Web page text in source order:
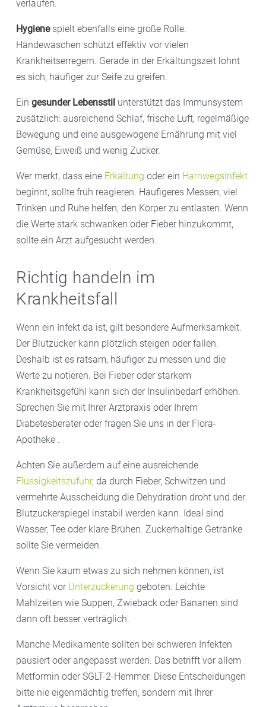
verlaufen.
Hygienespielt ebenfalls eine große Rolle.
Händewaschen schützt effektiv vor vielen
Krankheitserregern. Gerade in der Erkältungszeit lohnt
es sich, häufiger zur Seife zu greifen.
Ein gesunder Lebensstil unterstützt das Immunsystem
zusätzlich: ausreichend Schlaf, frische Luft, regelmäßige
Bewegung und eine ausgewogene Ernährung mit viel
Gemüse, Eiweiß und wenig Zucker.
Wer merkt, dass eine Erkältung oder ein Harnwegsinfekt
beginnt, sollte früh reagieren. Häufigeres Messen, viel
Trinken und Ruhe helfen, den Körper zu entlasten. Wenn
die Werte stark schwanken oder Fieber hinzukommt,
sollte ein Arzt aufgesucht werden.
Richtig handeln im
Krankheitsfall
Wenn ein Infekt da ist, gilt besondere Aufmerksamkeit.
Der Blutzucker kann plötzlich steigen oder fallen.
Deshalb ist es ratsam, häufiger zu messen und die
Werte zu notieren. Bei Fieber oder starkem
Krankheitsgefühl kann sich der Insulinbedarf erhöhen.
Sprechen Sie mit Ihrer Arztpraxis oder Ihrem
Diabetesberater oder fragen Sie uns in der Flora-
Apotheke .
Achten Sie außerdem auf eine ausreichende
Flüssigkeitszufuhr, da durch Fieber, Schwitzen und
vermehrte Ausscheidung die Dehydration droht und der
Blutzuckerspiegel instabil werden kann. Ideal sind
Wasser, Tee oder klare Brühen. Zuckerhaltige Getränke
sollte Sie vermeiden.
Wenn Sie kaum etwas zu sich nehmen können, ist
Vorsicht vor Unterzuckerung geboten. Leichte
Mahlzeiten wie Suppen, Zwieback oder Bananen sind
dann oft besser verträglich.
Manche Medikamente sollten bei schweren Infekten
pausiert oder angepasst werden. Das betrifft vor allem
Metformin oder SGLT-2-Hemmer. Diese Entscheidungen
bitte nie eigenmächtig treffen, sondern mit Ihrer